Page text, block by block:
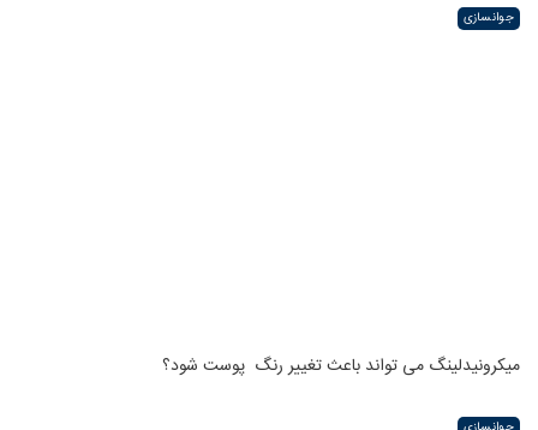
جوانسازی
میکرونیدلینگ می تواند باعث تغییر رنگ ‍ پوست شود؟